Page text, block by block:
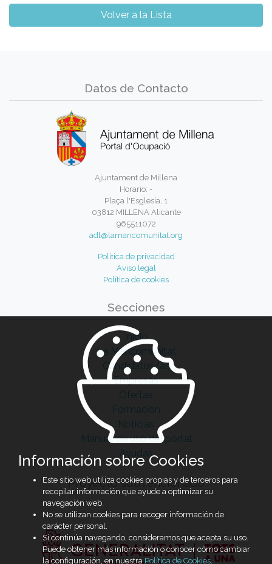
Volver a la Lista
Datos de Contacto
Ajuntament de Millena
Horario: -
Plaça l'Esglesia, 1
03812 MILLENA Alicante
965511072
adl@lamancomunitat.org
Política de privacidad
Aviso legal
Política de cookies
Secciones
Inicio
La Mancomunitat
Candidatos/as
Empresas
Ofertas
Formación
Noticias
Manual de uso del portal
Ayudas
Proyecto subvencionado
Información sobre Cookies
Este sitio web utiliza cookies propias y de terceros para
recopilar información que ayude a optimizar su
navegación web.
No se utilizan cookies para recoger información de
carácter personal.
Si continúa navegando, consideramos que acepta su uso.
Puede obtener más información o conocer cómo cambiar
la configuración, en nuestra Política de Cookies.